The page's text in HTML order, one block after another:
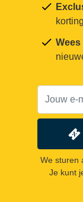
We sturen
Je kunt